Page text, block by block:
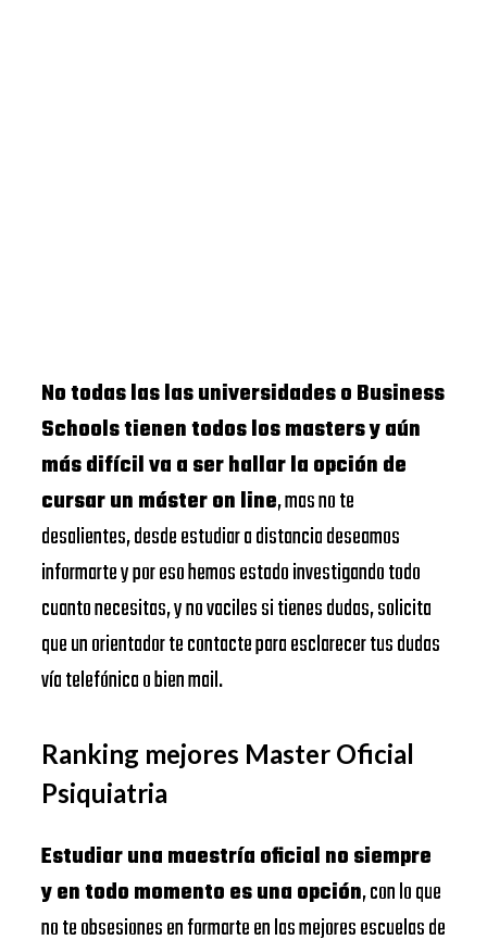
No todas las las universidades o Business
Schools tienen todos los masters y aún
más difícil va a ser hallar la opción de
cursar un máster on line, mas no te
desalientes, desde estudiar a distancia deseamos
informarte y por eso hemos estado investigando todo
cuanto necesitas, y no vaciles si tienes dudas, solicita
que un orientador te contacte para esclarecer tus dudas
vía telefónica o bien mail.
Ranking mejores Master Oficial
Psiquiatria
Estudiar una maestría oficial no siempre
y en todo momento es una opción, con lo que
no te obsesiones en formarte en las mejores escuelas de